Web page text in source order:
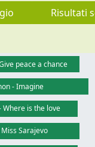
Risultati
peace a chance
- Imagine
Where is the love
Sarajevo